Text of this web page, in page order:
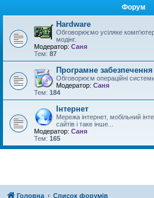
Форум
Hardware
Обговорюємо усіляке
модінг.
Модератор: Саня
Тем: 87
Програмне забезпечення
Обговорюєм операційні
Модератор: Саня
Тем: 184
Інтернет
Мережа інтернет, мобільний
сайтів і таке інше...
Модератор: Саня
Тем: 165
Головна Список форумів